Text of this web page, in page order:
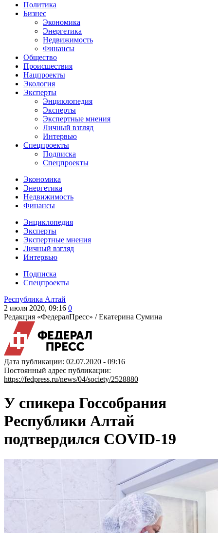
Политика
Бизнес
Экономика
Энергетика
Недвижимость
Финансы
Общество
Происшествия
Нацпроекты
Экология
Эксперты
Энциклопедия
Эксперты
Экспертные мнения
Личный взгляд
Интервью
Спецпроекты
Подписка
Спецпроекты
Экономика
Энергетика
Недвижимость
Финансы
Энциклопедия
Эксперты
Экспертные мнения
Личный взгляд
Интервью
Подписка
Спецпроекты
Республика Алтай
2 июля 2020, 09:16 0
Редакция «ФедералПресс» /Екатерина Сумина
Дата публикации: 02.07.2020 - 09:16
Постоянный адрес публикации:
https://fedpress.ru/news/04/society/2528880
У спикера Госсобрания
Республики Алтай
подтвердился COVID-19